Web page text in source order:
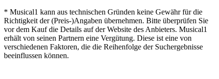
* Musical1 kann aus technischen Gründen keine Gewähr für die
Richtigkeit der (Preis-)Angaben übernehmen. Bitte überprüfen Sie
vor dem Kauf die Details auf der Website des Anbieters. Musical1
erhält von seinen Partnern eine Vergütung. Diese ist eine von
verschiedenen Faktoren, die die Reihenfolge der Suchergebnisse
beeinflussen können.